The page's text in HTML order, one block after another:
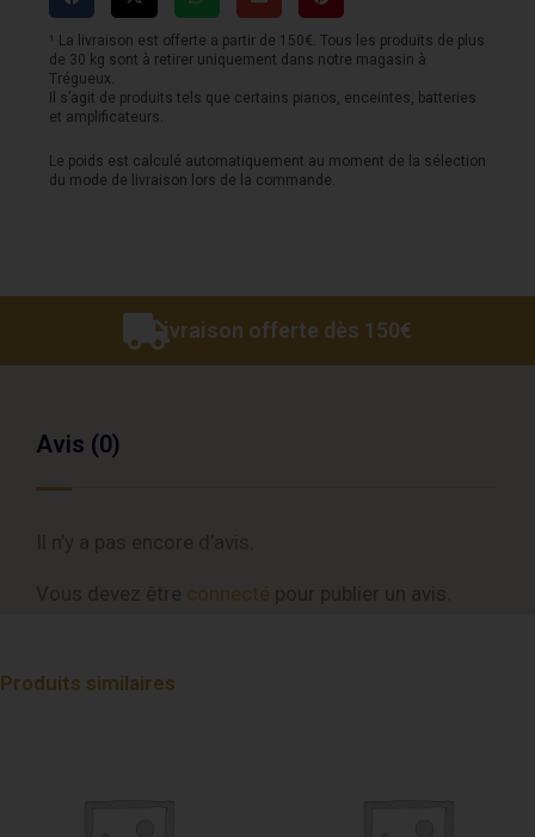
Overdrive
6ixty5ive
¹ La livraison est offerte a partir de 150€. Tous les produits de plus
de 30 kg sont à retirer uniquement dans notre magasin à
Trégueux.
Il s’agit de produits tels que certains pianos, enceintes, batteries
et amplificateurs.
Le poids est calculé automatiquement au moment de la sélection
du mode de livraison lors de la commande.
Livraison offerte dès 150€
Avis (0)
connecté
Produits similaires